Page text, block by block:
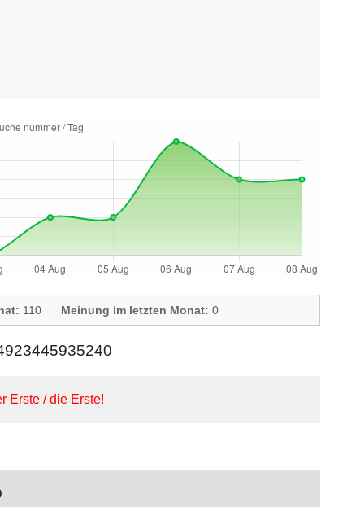
110 Meinung im letzten Monat: 0
Erste / die Erste!